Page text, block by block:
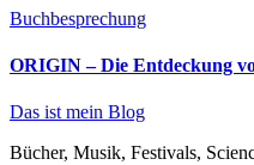
Buchbesprechung
ORIGIN – Die Entdeckung
Das ist mein Blog
Bücher, Musik, Festivals,